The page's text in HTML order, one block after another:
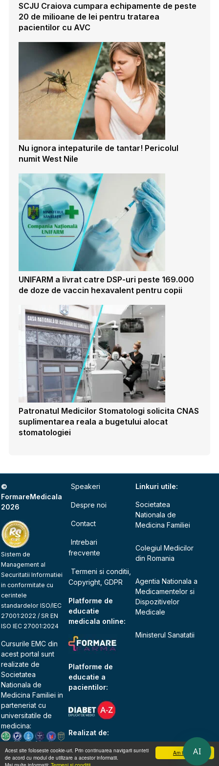
Am inteles
Acest site foloseste cookie-uri. Prin continuarea navigarii sunteti
de acord cu modul de utilizare a acestor informatii.
SCJU Craiova cumpara echipamente de peste
20 de milioane de lei pentru tratarea
pacientilor cu AVC
Nu ignora intepaturile de tantar! Pericolul
numit West Nile
UNIFARM a livrat catre DSP-uri peste 169.000
de doze de vaccin hexavalent pentru copii
Patronatul Medicilor Stomatologi solicita CNAS
suplimentarea reala a bugetului alocat
stomatologiei
©
FormareMedicala
2026
Sistem de
Management al
Securitatii Informatiei
in conformitate cu
cerintele
standardelor ISO/IEC
27001:2022 / SR EN
ISO IEC 27001:2024
Cursurile EMC din
acest portal sunt
realizate de
Societatea
Nationala de
Medicina Familiei in
parteneriat cu
universitatile de
medicina:
Speakeri
Despre noi
Contact
Intrebari
frecvente
Termeni si conditii,
Copyright, GDPR
Platforme de
educatie
medicala online:
Platforme de
educatie a
pacientilor:
Realizat de:
Linkuri utile:
Societatea
Nationala de
Medicina Familiei
Colegiul Medicilor
din Romania
Agentia Nationala a
Medicamentelor si
Dispozitivelor
Medicale
Ministerul Sanatatii
AI